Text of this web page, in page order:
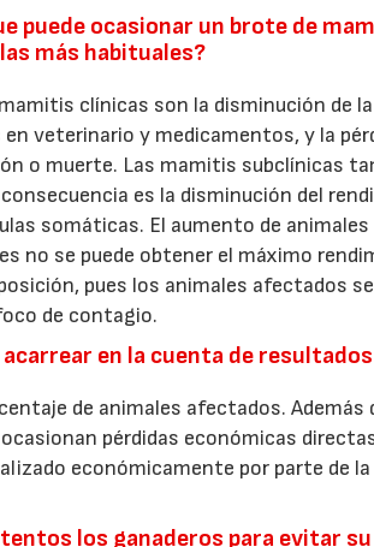
puede ocasionar un brote de
más habituales?
clínicas son la disminución de
veterinario y medicamentos, y la
o muerte. Las mamitis subclínicas
es la disminución del
somáticas. El aumento de
no se puede obtener el máximo
pues los animales afectados
de contagio.
en la cuenta de
de animales afectados. Además
pérdidas económicas
económicamente por parte de la
los ganaderos para evitar